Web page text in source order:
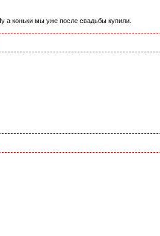
коньки мы уже после свадьбы купили.